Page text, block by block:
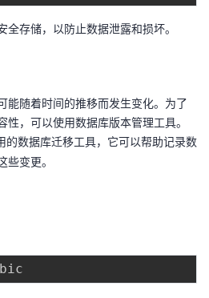
存储，以防止数据泄露和损坏。
能随着时间的推移而发生变化。为了
，可以使用数据库版本管理工具。
的数据库迁移工具，它可以帮助记录数
变更。